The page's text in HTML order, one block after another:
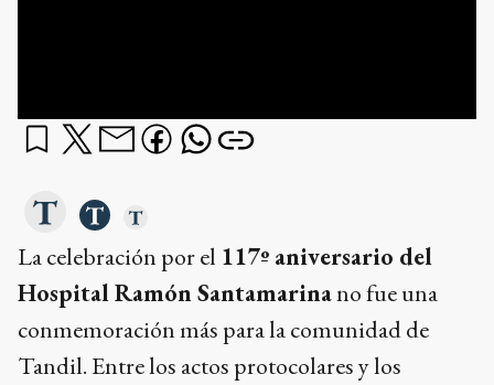
La celebración por el 117º aniversario del
Hospital Ramón Santamarinano fue una
conmemoración más para la comunidad de
Tandil. Entre los actos protocolares y los